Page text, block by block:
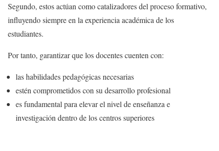
Segundo, estos actúan como catalizadores del proceso formativo,
influyendo siempre en la experiencia académica de los
estudiantes.
Por tanto, garantizar que los docentes cuenten con:
las habilidades pedagógicas necesarias
estén comprometidos con su desarrollo profesional
es fundamental para elevar el nivel de enseñanza e
investigación dentro de los centros superiores